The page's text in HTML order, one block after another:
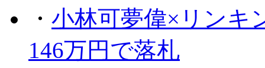
・ 小林可夢偉×リンキ
146万円で落札